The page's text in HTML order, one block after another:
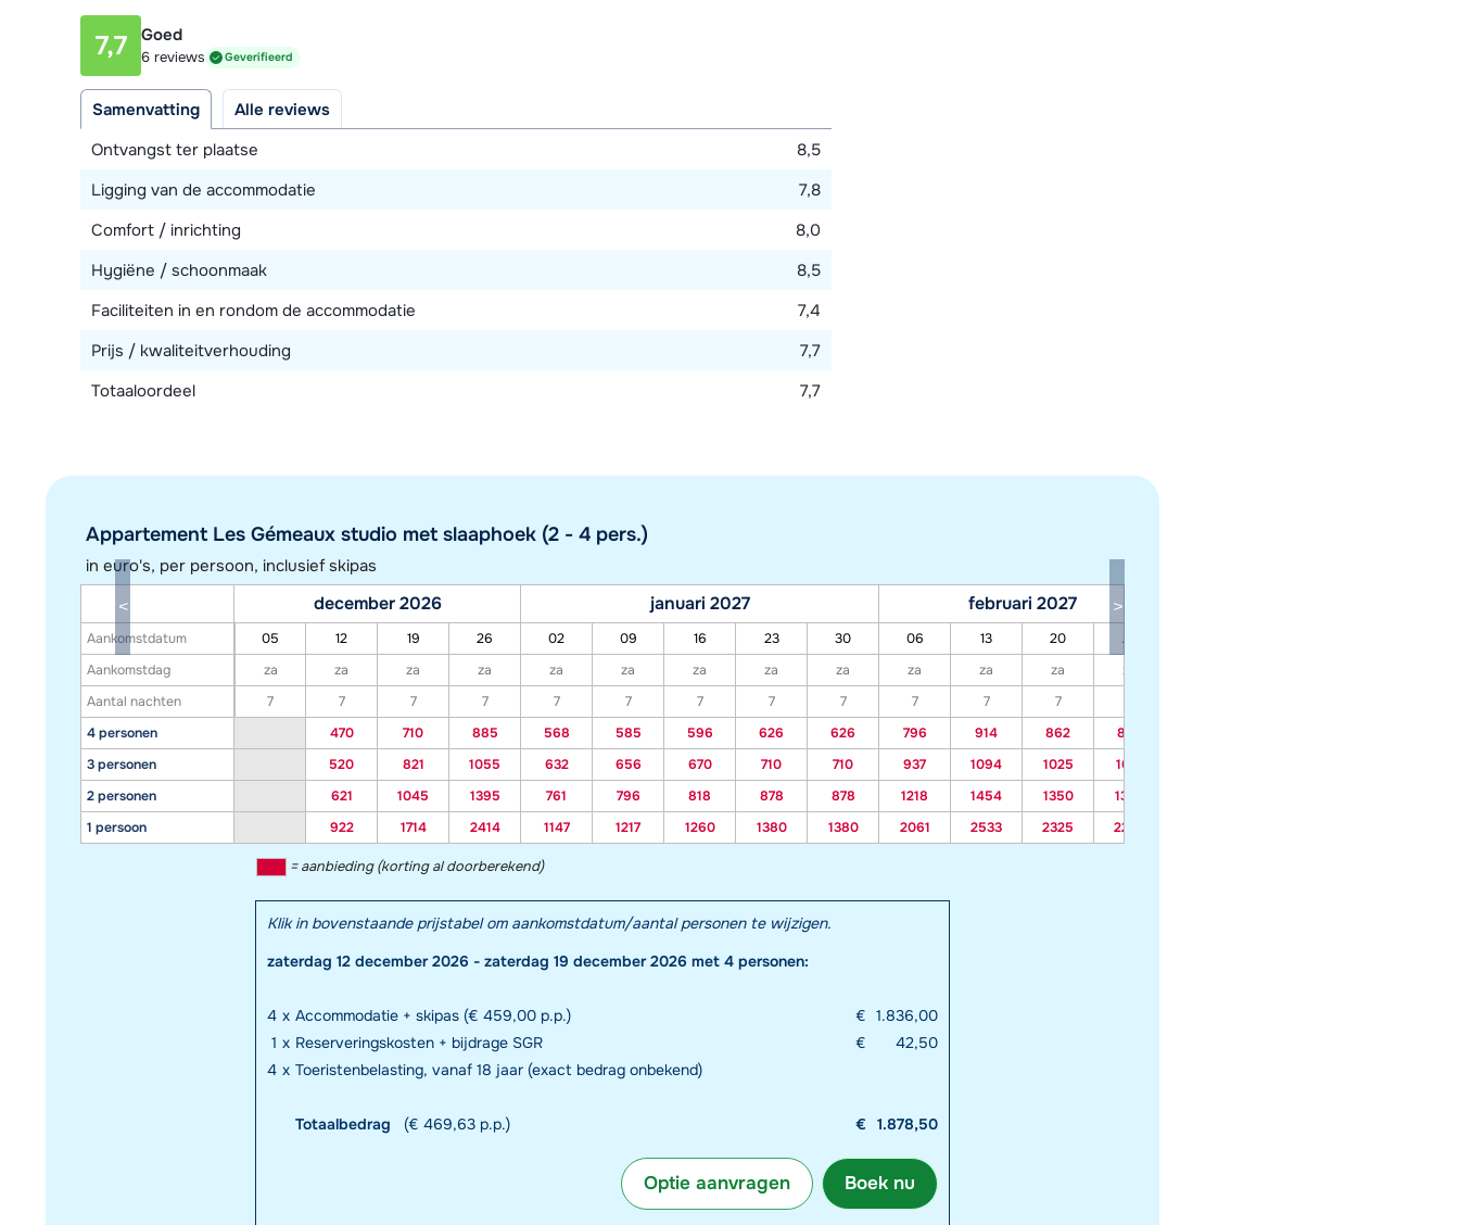
7,7 Goed
6 reviews Geverifieerd
Samenvatting
Alle reviews
Ontvangst ter plaatse
8,5
Ligging van de accommodatie
7,8
Comfort / inrichting
8,0
Hygiëne / schoonmaak
8,5
Faciliteiten in en rondom de accommodatie
7,4
Prijs / kwaliteitverhouding
7,7
Totaaloordeel
7,7
Appartement Les Gémeaux studio met slaaphoek (2 - 4 pers.)
in euro's, per persoon, inclusief skipas
Aankomstdatum
Aankomstdag
Aantal nachten
4 personen
3 personen
2 personen
1 persoon
december 2026 januari 2027 februari 2027
05 12 19 26 02 09 16 23 30 06 13 20 27
za
za za za za za za za za za za za za
7
7 7 7 7 7 7 7 7 7 7 7
470
710 885 568 585 596 626 626 796 914 862 855
520
821 1055 632 656 670 710 710 937 1094 1025 1015
621
1045 1395 761 796 818 878 878 1218 1454 1350 1335
922
1714 2414 1147 1217 1260 1380 1380 2061 2533 2325 2294
= aanbieding (korting al doorberekend)
Klik in bovenstaande prijstabel om aankomstdatum/aantal personen te wijzigen.
zaterdag 12 december 2026 - zaterdag 19 december 2026 met 4 personen:
4 x Accommodatie + skipas (€ 459,00 p.p.) € 1.836,00
1 x Reserveringskosten + bijdrage SGR €
42,50
4 x Toeristenbelasting, vanaf 18 jaar (exact bedrag onbekend)
Totaalbedrag (€ 469,63 p.p.) € 1.878,50
Boek nu
Optie aanvragen